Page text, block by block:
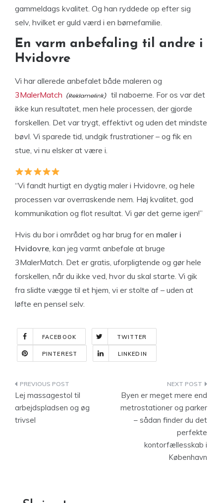
gammeldags kvalitet. Og han ryddede op efter sig
selv, hvilket er guld værd i en børnefamilie.
En varm anbefaling til andre i
Hvidovre
Vi har allerede anbefalet både maleren og
3MalerMatch
til naboerne. For os var det
ikke kun resultatet, men hele processen, der gjorde
forskellen. Det var trygt, effektivt og uden det mindste
bøvl. Vi sparede tid, undgik frustrationer – og fik en
stue, vi nu elsker at være i.
“Vi fandt hurtigt en dygtig maler i Hvidovre, og hele
processen var overraskende nem. Høj kvalitet, god
kommunikation og flot resultat. Vi gør det gerne igen!”
Hvis du bor i området og har brug for en maler i
Hvidovre, kan jeg varmt anbefale at bruge
3MalerMatch. Det er gratis, uforpligtende og gør hele
forskellen, når du ikke ved, hvor du skal starte. Vi gik
fra slidte vægge til et hjem, vi er stolte af – uden at
løfte en pensel selv.
FACEBOOK TWITTER
PINTEREST LINKEDIN
Indlægsnavigation
Lej massagestol til
arbejdspladsen og øg
trivsel
Byen er meget mere end
metrostationer og parker
– sådan finder du det
perfekte
kontorfællesskab i
København